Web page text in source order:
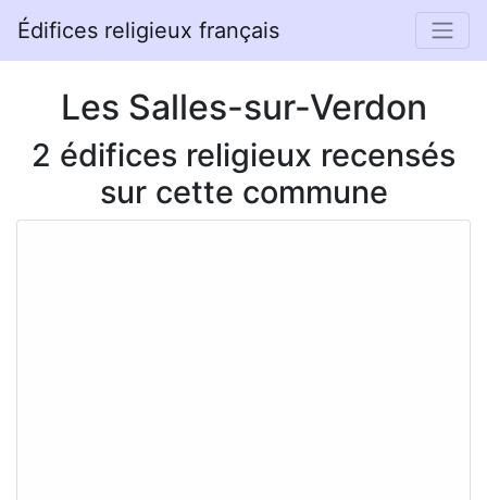
Édifices religieux français
Les Salles-sur-Verdon
2 édifices religieux recensés
sur cette commune